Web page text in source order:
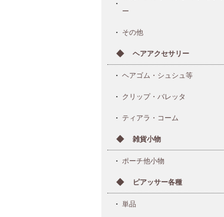
ー
その他
ヘアアクセサリー
ヘアゴム・シュシュ等
クリップ・バレッタ
ティアラ・コーム
雑貨小物
ポーチ他小物
ピアッサー各種
単品